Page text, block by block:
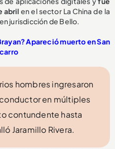
abril en el sector La China de la
jurisdicción de Bello.
Apareció muerto en San
hombres ingresaron
en múltiples
contundente hasta
Jaramillo Rivera.